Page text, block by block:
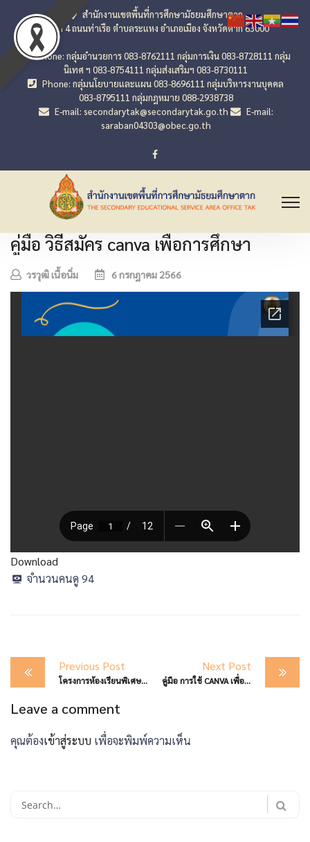
สำนักงานเขตพื้นที่การศึกษามัธยมศึกษาตาก
เลขที่ 4 ถนนท่าเรือ ตำบลระแหง อำเภอเมือง จังหวัดตาก 63000
Phone: กลุ่มอำนวยการ 083-8762111 กลุ่มการเงิน 083-8728111 กลุ่ม
นิเทศ ฯ 083-8754111 กลุ่มส่งเสริมฯ 083-8730111
Phone: กลุ่มนโยบายและแผน 083-8696111 กลุ่มบริหารงานบุคคล
083-8795111 กลุ่มกฎหมาย 088-2938738
E-mail: secondarytak@secondarytak.go.th
E-mail:
saraban04303@obec.go.th
คู่มือ วิธีสมัคร canva เพื่อการศึกษา
วรวุฒิ เนื้อนิ่ม 6 กรกฎาคม 2566
Download
จำนวนคนดู 94
Post
navigation
Previous Post
โครงการห้องเรียนพิเศษ จัดกิจกรรมเตรียมความพร้อม TCAS68/ Portfolio สำหรับนักเรียนชั้นมัธยมศึกษาปีที่ 5/2, 5/3 และ 5/4
Next Post
คู่มือ การใช้ CANVA เพื่อการศึกษา
Leave a comment
คุณต้องเข้าสู่ระบบ เพื่อจะพิมพ์ความเห็น
Search